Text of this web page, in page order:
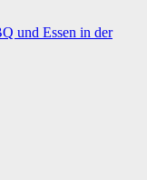
und Essen in der